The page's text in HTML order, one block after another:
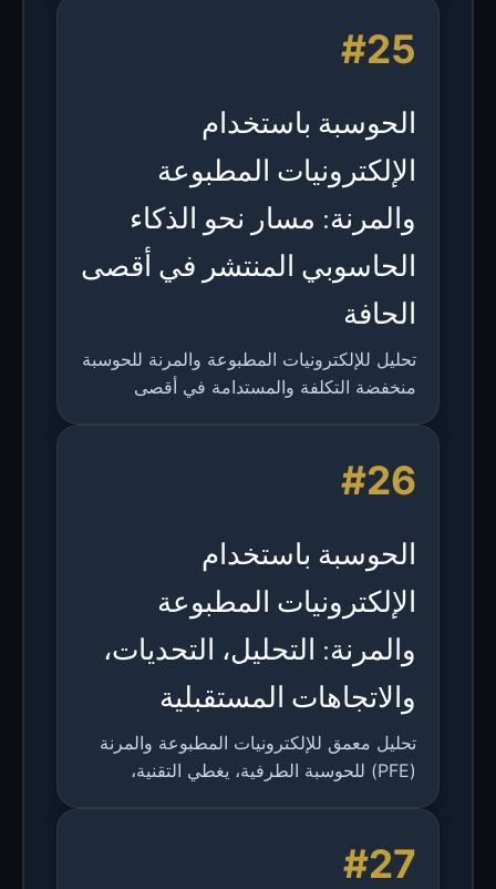
#25
الحوسبة باستخدام
الإلكترونيات المطبوعة
والمرنة: مسار نحو الذكاء
الحاسوبي المنتشر في أقصى
الحافة
تحليل للإلكترونيات المطبوعة والمرنة للحوسبة
منخفضة التكلفة والمستدامة في أقصى
#26
الحوسبة باستخدام
الإلكترونيات المطبوعة
والمرنة: التحليل، التحديات،
والاتجاهات المستقبلية
تحليل معمق للإلكترونيات المطبوعة والمرنة
(PFE) للحوسبة الطرفية، يغطي التقنية،
#27